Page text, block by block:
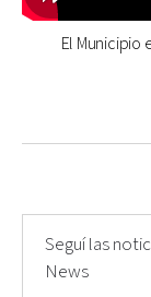
El
Seguí las
News